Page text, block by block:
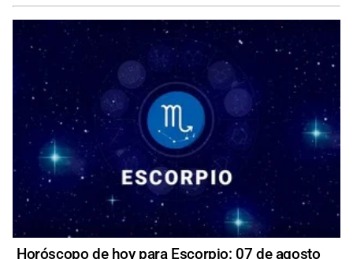
Horóscopo de hoy para Escorpio: 07 de agosto